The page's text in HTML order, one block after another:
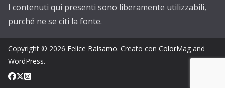
I contenuti qui presenti sono liberamente utilizzabili,
purché ne se citi la fonte.
Copyright © 2026 Felice Balsamo. Creato con ColorMag and
WordPress.